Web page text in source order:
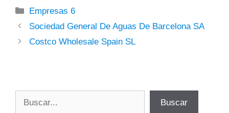
Categorías
Empresas 6
Sociedad General De Aguas De Barcelona SA
Costco Wholesale Spain SL
Buscar